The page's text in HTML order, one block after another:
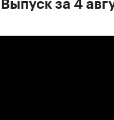
Выпуск за 4